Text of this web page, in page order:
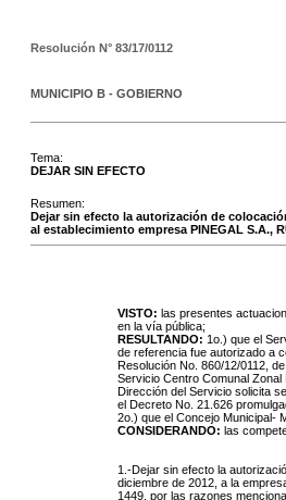
Resolución N° 83/17/0112
MUNICIPIO B - GOBIERNO
Tema:
DEJAR SIN EFECTO
Resumen:
Dejar sin efecto la autorización de
al establecimiento empresa PINEGAL S.A.,
VISTO: las presentes
en la vía pública;
RESULTANDO: 1o.) que el
de referencia fue autorizado a
Resolución No. 860/12/0112,
Servicio Centro Comunal
Dirección del Servicio solicita
el Decreto No. 21.626
2o.) que el Concejo Municipal-
CONSIDERANDO: las
1.-Dejar sin efecto la
diciembre de 2012, a la
1449 , por las razones